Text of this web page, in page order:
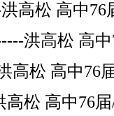
高松 高中
洪高松 高
高松 高中76
松 高中76